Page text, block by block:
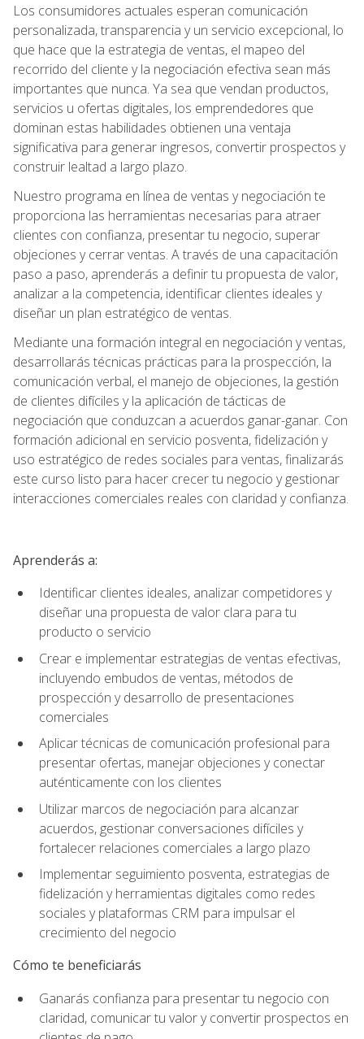
Los consumidores actuales esperan comunicación
personalizada, transparencia y un servicio excepcional, lo
que hace que la estrategia de ventas, el mapeo del
recorrido del cliente y la negociación efectiva sean más
importantes que nunca. Ya sea que vendan productos,
servicios u ofertas digitales, los emprendedores que
dominan estas habilidades obtienen una ventaja
significativa para generar ingresos, convertir prospectos y
construir lealtad a largo plazo.
Nuestro programa en línea de ventas y negociación te
proporciona las herramientas necesarias para atraer
clientes con confianza, presentar tu negocio, superar
objeciones y cerrar ventas. A través de una capacitación
paso a paso, aprenderás a definir tu propuesta de valor,
analizar a la competencia, identificar clientes ideales y
diseñar un plan estratégico de ventas.
Mediante una formación integral en negociación y ventas,
desarrollarás técnicas prácticas para la prospección, la
comunicación verbal, el manejo de objeciones, la gestión
de clientes difíciles y la aplicación de tácticas de
negociación que conduzcan a acuerdos ganar-ganar. Con
formación adicional en servicio posventa, fidelización y
uso estratégico de redes sociales para ventas, finalizarás
este curso listo para hacer crecer tu negocio y gestionar
interacciones comerciales reales con claridad y confianza.
Aprenderás a:
Identificar clientes ideales, analizar competidores y
diseñar una propuesta de valor clara para tu
producto o servicio
Crear e implementar estrategias de ventas efectivas,
incluyendo embudos de ventas, métodos de
prospección y desarrollo de presentaciones
comerciales
Aplicar técnicas de comunicación profesional para
presentar ofertas, manejar objeciones y conectar
auténticamente con los clientes
Utilizar marcos de negociación para alcanzar
acuerdos, gestionar conversaciones difíciles y
fortalecer relaciones comerciales a largo plazo
Implementar seguimiento posventa, estrategias de
fidelización y herramientas digitales como redes
sociales y plataformas CRM para impulsar el
crecimiento del negocio
Cómo te beneficiarás
Ganarás confianza para presentar tu negocio con
claridad, comunicar tu valor y convertir prospectos en